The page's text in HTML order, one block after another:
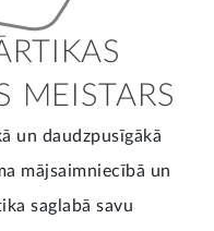
MEISTARS
un daudzpusīgākā
mājsaimniecībā un
saglabā savu